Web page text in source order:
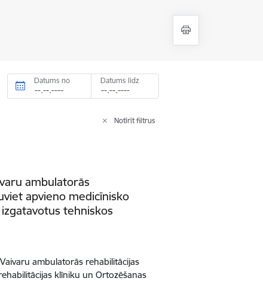
Datums no Datums līdz
Notīrīt filtrus
ambulatorās
apvieno medicīnisko
tehniskos
ambulatorās rehabilitācijas
klīniku un Ortozēšanas